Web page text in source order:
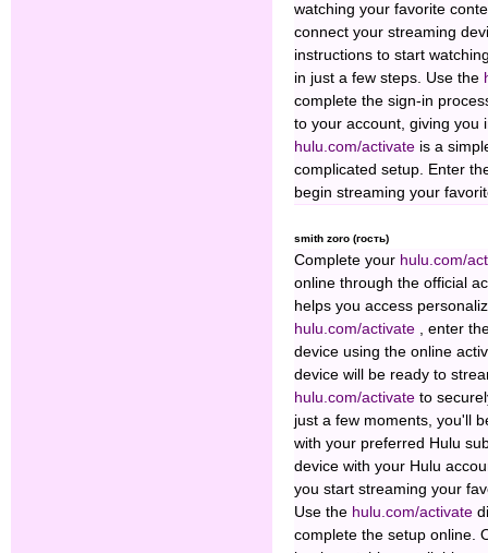
watching your favorite
connect your streaming
instructions to start
in just a few steps. Use the
complete the sign-in
to your account, giving you
hulu.com/activate is a
complicated setup. Enter
begin streaming your
smith zoro (гость)
Complete your hulu.com/
online through the official
helps you access
hulu.com/activate , enter
device using the online
device will be ready to
hulu.com/activate to
just a few moments, you'll
with your preferred Hulu
device with your Hulu
you start streaming your
Use the hulu.com/activate
complete the setup online.